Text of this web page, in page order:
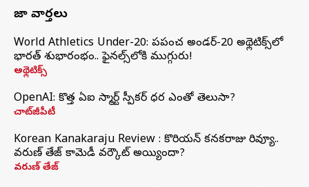
తాజా వార్తలు
World Athletics Under-20: ప్రపంచ అండర్-20 అథ్లెటిక్స్‌లో
భారత్‌ శుభారంభం.. ఫైనల్స్‌లోకి ముగ్గురు!
అథ్లెటిక్స్
OpenAI: కొత్త ఏఐ స్మార్ట్ స్పీకర్ ధర ఎంతో తెలుసా?
చాట్‌జీపీటీ
Korean Kanakaraju Review : కొరియన్ కనకరాజు రివ్యూ..
వరుణ్ తేజ్ కామెడీ వర్కౌట్ అయ్యిందా?
వరుణ్ తేజ్